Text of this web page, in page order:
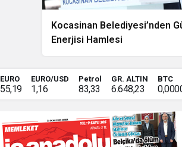
Kocasinan Belediyesi’nden
Enerjisi Hamlesi
EURO
55,19
EURO/USD
1,16
Petrol
83,33
GR. ALTIN
6.648,23
BTC